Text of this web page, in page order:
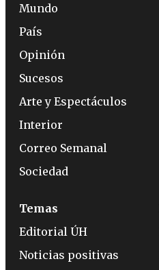
Mundo
País
Opinión
Sucesos
Arte y Espectáculos
Interior
Correo Semanal
Sociedad
Temas
Editorial ÚH
Noticias positivas